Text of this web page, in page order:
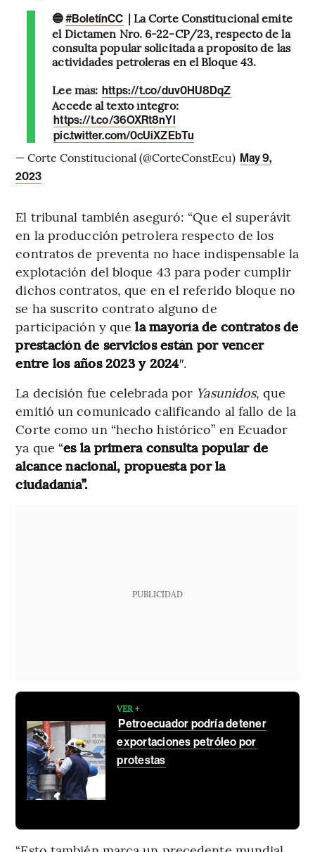
🔵#BoletínCC | La Corte Constitucional emite
el Dictamen Nro. 6-22-CP/23, respecto de la
consulta popular solicitada a propósito de las
actividades petroleras en el Bloque 43.
Lee más: https://t.co/duv0HU8DqZ
Accede al texto íntegro:
https://t.co/36OXRt8nYl
pic.twitter.com/0cUiXZEbTu
— Corte Constitucional (@CorteConstEcu) May 9,
2023
El tribunal también aseguró: “Que el superávit
en la producción petrolera respecto de los
contratos de preventa no hace indispensable la
explotación del bloque 43 para poder cumplir
dichos contratos, que en el referido bloque no
se ha suscrito contrato alguno de
participación y quela mayoría de contratos de
prestación de servicios están por vencer
entre los años 2023 y 2024″.
La decisión fue celebrada por Yasunidos, que
emitió un comunicado calificando al fallo de la
Corte como un “hecho histórico” en Ecuador
ya que “es la primera consulta popular de
alcance nacional, propuesta por la
ciudadanía”.
PUBLICIDAD
VER +
Petroecuador podría detener
exportaciones petróleo por
protestas